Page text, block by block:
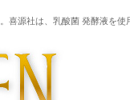
喜源社は、乳酸菌 発酵液を使